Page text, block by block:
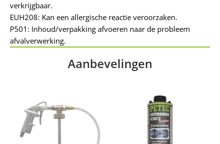
verkrijgbaar.
EUH208: Kan een allergische reactie veroorzaken.
P501: Inhoud/verpakking afvoeren naar de probleem
afvalverwerking.
Aanbevelingen